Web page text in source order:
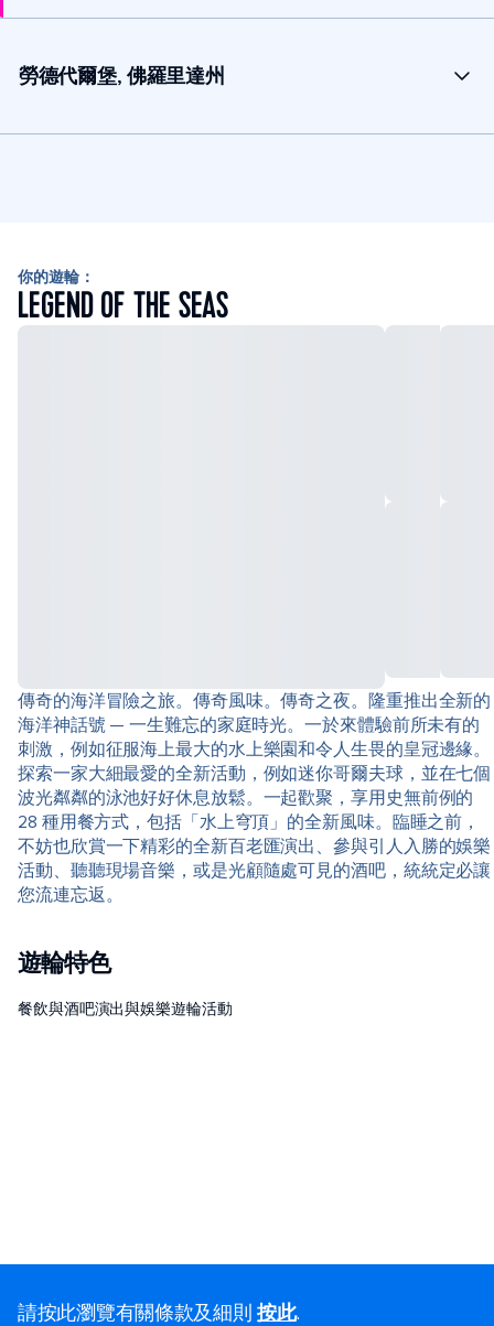
勞德代爾堡, 佛羅里達州
你的遊輪：
LEGEND OF THE SEAS
傳奇的海洋冒險之旅。傳奇風味。傳奇之夜。隆重推出全新的
海洋神話號 — 一生難忘的家庭時光。一於來體驗前所未有的
刺激，例如征服海上最大的水上樂園和令人生畏的皇冠邊緣。
探索一家大細最愛的全新活動，例如迷你哥爾夫球，並在七個
波光粼粼的泳池好好休息放鬆。一起歡聚，享用史無前例的
28 種用餐方式，包括「水上穹頂」的全新風味。臨睡之前，
不妨也欣賞一下精彩的全新百老匯演出、參與引人入勝的娛樂
活動、聽聽現場音樂，或是光顧隨處可見的酒吧，統統定必讓
您流連忘返。
遊輪特色
餐飲與酒吧演出與娛樂遊輪活動
請按此瀏覽有關條款及細則按此.